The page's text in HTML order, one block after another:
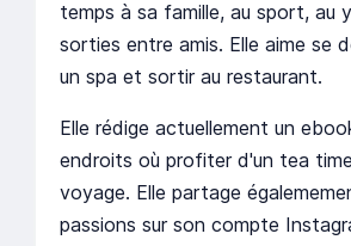
temps à sa famille, au sport, au
sorties entre amis. Elle aime se
un spa et sortir au restaurant.
Elle rédige actuellement un
endroits où profiter d'un tea
voyage. Elle partage
passions sur son compte